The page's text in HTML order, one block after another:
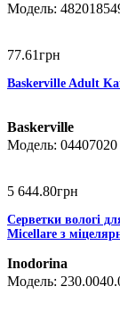
77.61грн
Baskerville Adult
Baskerville
04407020
5 644.80грн
Серветки вологі
Micellare з
Inodorina